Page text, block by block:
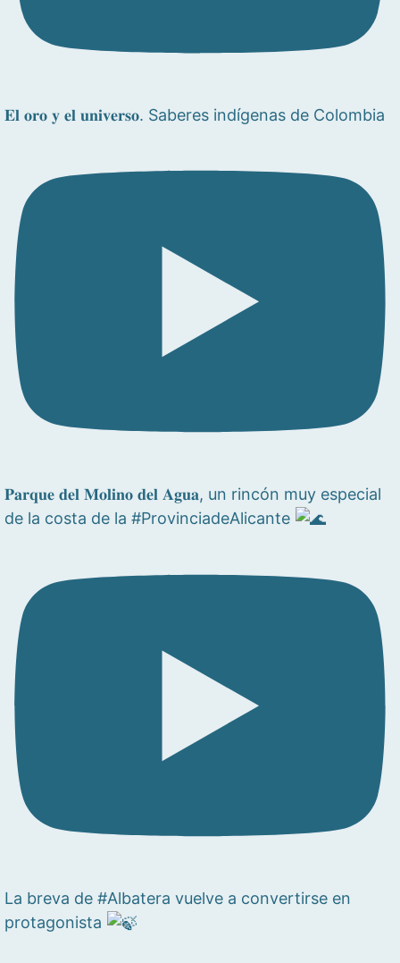
𝐄𝐥 𝐨𝐫𝐨 𝐲 𝐞𝐥 𝐮𝐧𝐢𝐯𝐞𝐫𝐬𝐨. Saberes indígenas de Colombia
𝐏𝐚𝐫𝐪𝐮𝐞 𝐝𝐞𝐥 𝐌𝐨𝐥𝐢𝐧𝐨 𝐝𝐞𝐥 𝐀𝐠𝐮𝐚, un rincón muy especial
de la costa de la #ProvinciadeAlicante
La breva de #Albatera vuelve a convertirse en
protagonista